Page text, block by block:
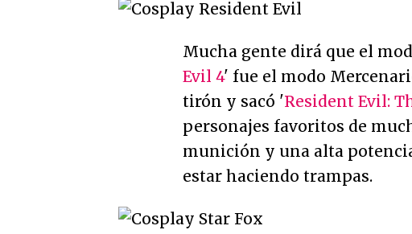
Mucha gente dirá que el
Evil 4' fue el modo
tirón y sacó 'Resident Evil:
personajes favoritos de
munición y una alta
estar haciendo trampas.